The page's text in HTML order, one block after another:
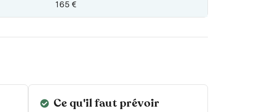
165 €
Ce qu'il faut prévoir